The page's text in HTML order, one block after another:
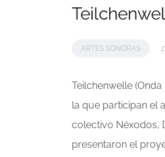
ARTES SONORAS
Teilchenwelle
la que participan el
colectivo Néxodos,
presentaron el